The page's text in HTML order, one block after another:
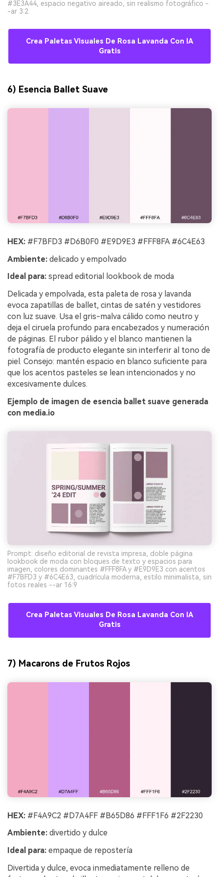
#3E3A44, espacio negativo aireado, sin realismo fotográfico -
-ar 3:2
Crea Paletas Visuales De Rosa Lavanda Con IA
Gratis
6) Esencia Ballet Suave
HEX: #F7BFD3 #D6B0F0 #E9D9E3 #FFF8FA #6C4E63
Ambiente: delicado y empolvado
Ideal para: spread editorial lookbook de moda
Delicada y empolvada, esta paleta de rosa y lavanda
evoca zapatillas de ballet, cintas de satén y vestidores
con luz suave. Usa el gris-malva cálido como neutro y
deja el ciruela profundo para encabezados y numeración
de páginas. El rubor pálido y el blanco mantienen la
fotografía de producto elegante sin interferir al tono de
piel. Consejo: mantén espacio en blanco suficiente para
que los acentos pasteles se lean intencionados y no
excesivamente dulces.
Ejemplo de imagen de esencia ballet suave generada
con media.io
Prompt: diseño editorial de revista impresa, doble página
lookbook de moda con bloques de texto y espacios para
imagen, colores dominantes #FFF8FA y #E9D9E3 con acentos
#F7BFD3 y #6C4E63, cuadrícula moderna, estilo minimalista, sin
fotos reales --ar 16:9
Crea Paletas Visuales De Rosa Lavanda Con IA
Gratis
7) Macarons de Frutos Rojos
HEX: #F4A9C2 #D7A4FF #B65D86 #FFF1F6 #2F2230
Ambiente: divertido y dulce
Ideal para: empaque de repostería
Divertida y dulce, evoca inmediatamente relleno de